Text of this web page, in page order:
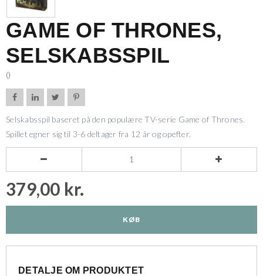
GAME OF THRONES,
SELSKABSSPIL
()
   
Selskabsspil baseret på den populære TV-serie Game of Thrones.
Spillet egner sig til 3-6 deltager fra 12 år og opefter.
 
379,00 kr.
KØB
DETALJE OM PRODUKTET